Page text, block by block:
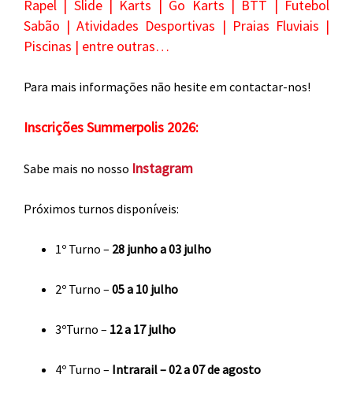
Rapel | Slide | Karts | Go Karts | BTT | Futebol
Sabão | Atividades Desportivas | Praias Fluviais |
Piscinas | entre outras…
Para mais informações não hesite em contactar-nos!
Inscrições Summerpolis 2026:
Sabe mais no nosso Instagram
Próximos turnos disponíveis:
1º Turno – 28 junho a 03 julho
2º Turno – 05 a 10 julho
3ºTurno – 12 a 17 julho
4º Turno – Intrarail – 02 a 07 de agosto